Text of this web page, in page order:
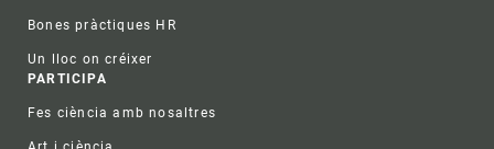
Bones pràctiques HR
Un lloc on créixer
PARTICIPA
Fes ciència amb nosaltres